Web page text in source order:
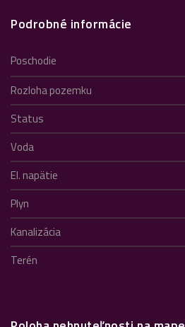
Podrobné informácie
Poschodie
Rozloha pozemku
Status
Voda
El. napätie
Plyn
Kanalizácia
Terén